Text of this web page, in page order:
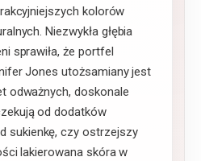
kolorów
Niezwykła głębia
sprawiła, że portfel
Jones utożsamiany jest
odważnych, doskonale
od dodatków
sukienkę, czy ostrzejszy
lakierowana skóra w